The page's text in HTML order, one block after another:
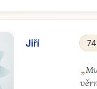
Jiří
„